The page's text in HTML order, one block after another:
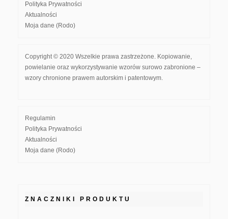
Polityka Prywatności
Aktualności
Moja dane (Rodo)
Copyright © 2020 Wszelkie prawa zastrzeżone. Kopiowanie,
powielanie oraz wykorzystywanie wzorów surowo zabronione –
wzory chronione prawem autorskim i patentowym.
Regulamin
Polityka Prywatności
Aktualności
Moja dane (Rodo)
ZNACZNIKI PRODUKTU